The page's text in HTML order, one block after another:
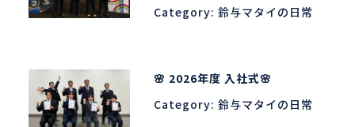
Category: 鈴与マタイの日常
🌸 2026年度 入社式🌸
Category: 鈴与マタイの日常